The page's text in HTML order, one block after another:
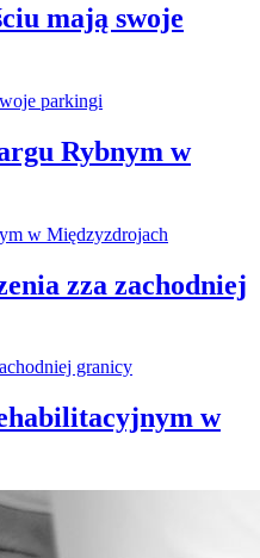
mają swoje
Rybnym w
zza zachodniej
w